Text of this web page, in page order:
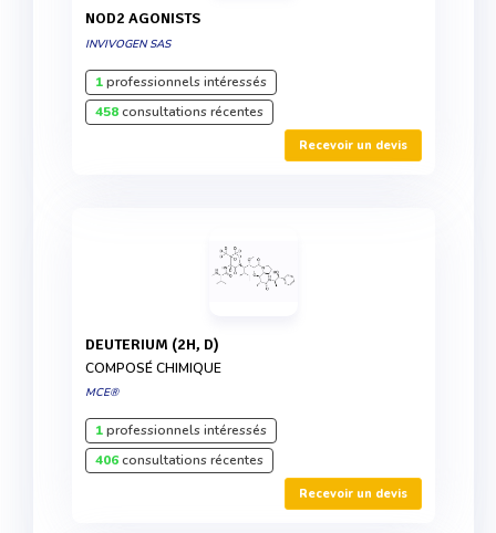
NOD2 AGONISTS
INVIVOGEN SAS
1professionnels intéressés
458consultations récentes
Recevoir un devis
DEUTERIUM (2H, D)
COMPOSÉ CHIMIQUE
MCE®
1professionnels intéressés
406consultations récentes
Recevoir un devis